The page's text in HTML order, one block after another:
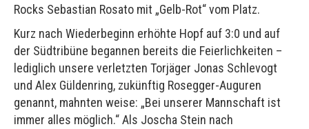
Rocks Sebastian Rosato mit „Gelb-Rot“ vom Platz.
Kurz nach Wiederbeginn erhöhte Hopf auf 3:0 und auf
der Südtribüne begannen bereits die Feierlichkeiten –
lediglich unsere verletzten Torjäger Jonas Schlevogt
und Alex Güldenring, zukünftig Rosegger-Auguren
genannt, mahnten weise: „Bei unserer Mannschaft ist
immer alles möglich.“ Als Joscha Stein nach